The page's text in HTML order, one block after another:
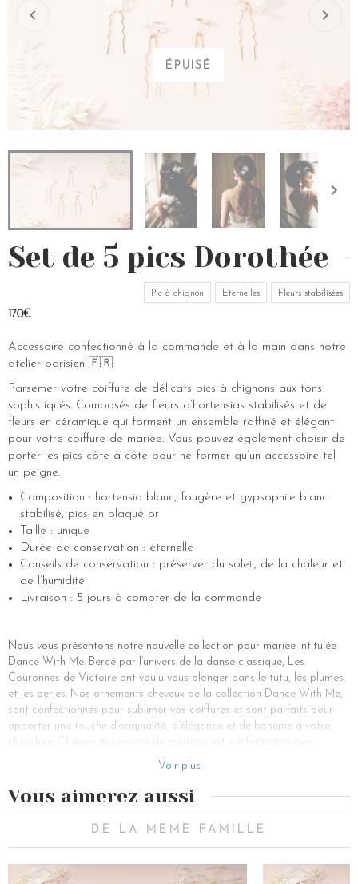
ÉPUISÉ
Set de 5 pics Dorothée
Pic à chignon Eternelles Fleurs stabilisées
170€
Accessoire confectionné à la commande et à la main dans notre
atelier parisien 🇫🇷
Parsemer votre coiffure de délicats pics à chignons aux tons
sophistiqués. Composés de fleurs d’hortensias stabilisés et de
fleurs en céramique qui forment un ensemble raffiné et élégant
pour votre coiffure de mariée. Vous pouvez également choisir de
porter les pics côte à côte pour ne former qu’un accessoire tel
un peigne.
Composition : hortensia blanc, fougère et gypsophile blanc
stabilisé, pics en plaqué or
Taille : unique
Durée de conservation : éternelle
Conseils de conservation : préserver du soleil, de la chaleur et
de l’humidité
Livraison : 5 jours à compter de la commande
Nous vous présentons notre nouvelle collection pour mariée intitulée
Dance With Me. Bercé par l’univers de la danse classique, Les
Couronnes de Victoire ont voulu vous plonger dans le tutu, les plumes
et les perles. Nos ornements cheveux de la collection Dance With Me,
sont confectionnés pour sublimer vos coiffures et sont parfaits pour
apporter une touche d’originalité, d’élégance et de bohème à votre
délicatesse pour rendre la plus ravissante possible pour le plus beau
jour de votre vie. Couronnes, peignes, épingles, pics à chignons et
autres accessoires à l’effigie de cette nouvelle collection, vous
accompagneront pour vos plus beaux évènements. La coiffure de
mariée est un élément important de la tenue d’un mariage, c’est
envoûtant de la mariée avec élégance et raffinement.
Voir plus
Vous aimerez aussi
DE LA MEME FAMILLE